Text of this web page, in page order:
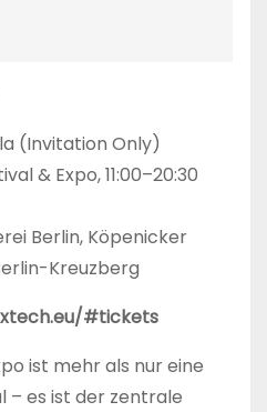
(Invitation Only)
& Expo, 11:00–20:30
Berlin, Köpenicker
Kreuzberg
#tickets
ist mehr als nur eine
– es ist der zentrale